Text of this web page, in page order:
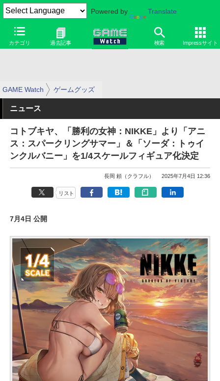
Powered by Translate
カテゴリ 過去記事 検索 Impressサイト
GAME Watch ゲームグッズ
ニュース
コトブキヤ、「勝利の女神：NIKKE」より「アニ
ス：スパークリングサマー」＆「ソーダ：トゥイ
ンクルバニー」を1/4スケールフィギュア化決定
長岡 頼（クラフル） 2025年7月4日 12:36
リスト
7月4日 公開